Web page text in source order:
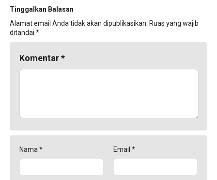
Tinggalkan Balasan
Alamat email Anda tidak akan dipublikasikan. Ruas yang wajib
ditandai *
Komentar*
Nama * Email *